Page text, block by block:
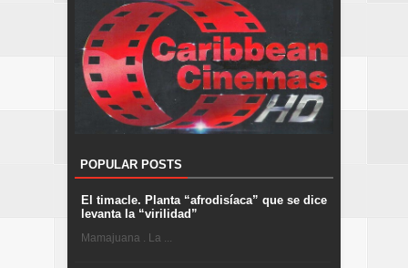
POPULAR POSTS
El timacle. Planta “afrodisíaca” que se dice
levanta la “virilidad”
Mamajuana . La ...